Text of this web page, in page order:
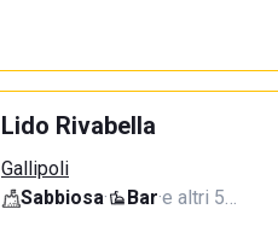
Lido Rivabella
Gallipoli
Sabbiosa· Bar·e altri 5…